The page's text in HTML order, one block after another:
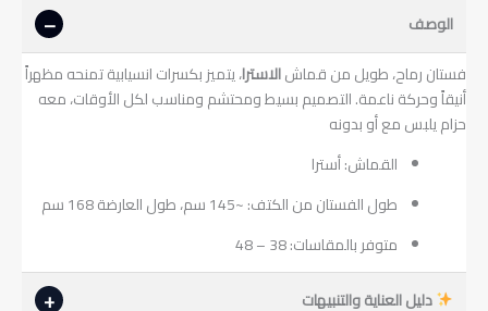
الوصف
فستان رماح، طويل من قماشالاسترا، يتميز بكسرات انسيابية تمنحه مظهراً
أنيقاً وحركة ناعمة. التصميم بسيط ومحتشم ومناسب لكل الأوقات، معه
حزام يلبس مع أو بدونه
القماش: أسترا
طول الفستان من الكتف: ~145 سم، طول العارضة 168 سم
متوفر بالمقاسات: 38 – 48
دليل العناية والتنبيهات